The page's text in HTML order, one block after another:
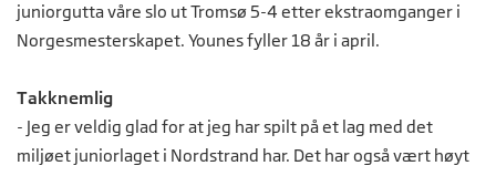
juniorgutta våre slo ut Tromsø 5-4 etter ekstraomganger i
Norgesmesterskapet. Younes fyller 18 år i april.
Takknemlig
- Jeg er veldig glad for at jeg har spilt på et lag med det
miljøet juniorlaget i Nordstrand har. Det har også vært høyt